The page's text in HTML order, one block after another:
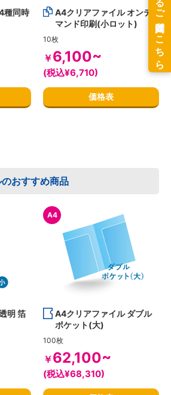
種同時
A4クリアファイル オンデ
マンド印刷(小ロット)
10枚
￥6,100~
(税込¥6,710)
価格表
おすすめ商品
明 箔
A4
A4クリアファイル ダブル
ポケット(大)
100枚
￥62,100~
(税込¥68,310)